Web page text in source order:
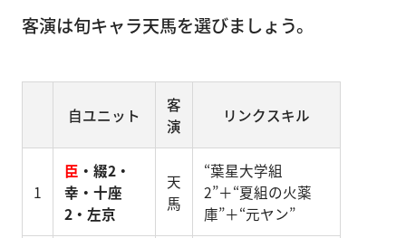
客演は旬キャラ天馬を選びましょう。
自ユニット
客
演
リンクスキル
1
臣 ・綴2・
幸・十座
2・左京
天
馬
“葉星大学組
2”＋“夏組の火薬
庫”＋“元ヤン”